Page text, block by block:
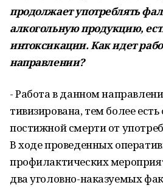
продолжает употреблять
алкогольную продукцию,
интоксикации. Как идет
направлении?
- Работа в данном
тивизирована, тем более
постижной смерти от
В ходе проведенных
профилактических
два уголовно-наказуемых